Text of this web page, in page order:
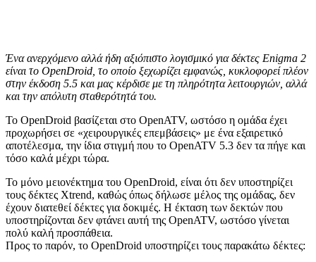
Ένα ανερχόμενο αλλά ήδη αξιόπιστο λογισμικό για δέκτες Enigma 2
είναι το OpenDroid , το οποίο ξεχωρίζει εμφανώς, κυκλοφορεί πλέον
στην έκδοση 5.5 και μας κέρδισε με τη πληρότητα λειτουργιών, αλλά
και την απόλυτη σταθερότητά του.
Το OpenDroid βασίζεται στο OpenATV, ωστόσο η ομάδα έχει
προχωρήσει σε «χειρουργικές επεμβάσεις» με ένα εξαιρετικό
αποτέλεσμα, την ίδια στιγμή που το OpenATV 5.3 δεν τα πήγε και
τόσο καλά μέχρι τώρα.
Το μόνο μειονέκτημα του OpenDroid, είναι ότι δεν υποστηρίζει
τους δέκτες Xtrend, καθώς όπως δήλωσε μέλος της ομάδας, δεν
έχουν διατεθεί δέκτες για δοκιμές. Η έκταση των δεκτών που
υποστηρίζονται δεν φτάνει αυτή της OpenATV, ωστόσο γίνεται
πολύ καλή προσπάθεια.
Προς το παρόν, το OpenDroid υποστηρίζει τους παρακάτω δέκτες: